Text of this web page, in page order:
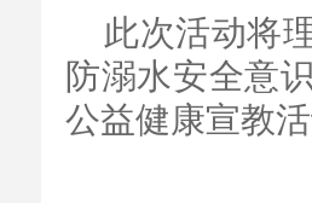
此次活动将
防溺水安全意
公益健康宣教